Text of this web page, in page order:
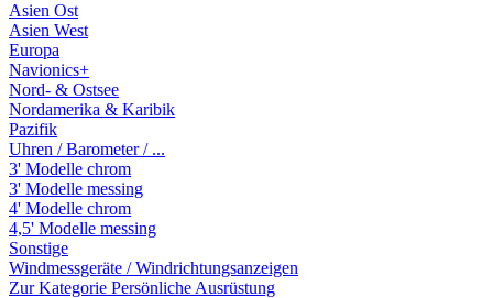
Asien Ost
Asien West
Europa
Navionics+
Nord- & Ostsee
Nordamerika & Karibik
Pazifik
Uhren / Barometer / ...
3' Modelle chrom
3' Modelle messing
4' Modelle chrom
4,5' Modelle messing
Sonstige
Windmessgeräte / Windrichtungsanzeigen
Zur Kategorie Persönliche Ausrüstung